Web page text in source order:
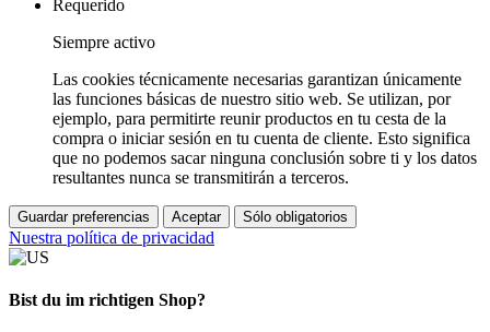
Requerido
Siempre activo
Las cookies técnicamente necesarias garantizan únicamente
las funciones básicas de nuestro sitio web. Se utilizan, por
ejemplo, para permitirte reunir productos en tu cesta de la
compra o iniciar sesión en tu cuenta de cliente. Esto significa
que no podemos sacar ninguna conclusión sobre ti y los datos
resultantes nunca se transmitirán a terceros.
Guardar preferencias Aceptar Sólo obligatorios
Nuestra política de privacidad
Bist du im richtigen Shop?